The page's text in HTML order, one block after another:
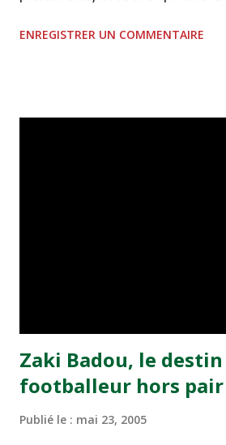
2, Badr Kachani a ouvert la marque à
ENREGISTRER UN COMMENTAIRE
Zaki Badou, le
footballeur hors pair
Publié le : mai 23, 2005